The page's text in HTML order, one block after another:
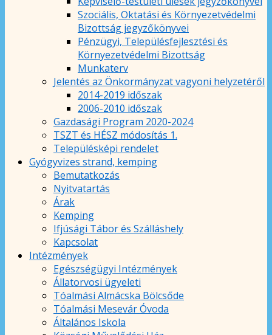
Szociális, Oktatási és Környezetvédelmi
Bizottság jegyzőkönyvei
Pénzügyi, Településfejlesztési és
Környezetvédelmi Bizottság
Munkaterv
Jelentés az Önkormányzat vagyoni helyzetéről
2014-2019 időszak
2006-2010 időszak
Gazdasági Program 2020-2024
TSZT és HÉSZ módosítás 1.
Településképi rendelet
Gyógyvizes strand, kemping
Bemutatkozás
Nyitvatartás
Árak
Kemping
Ifjúsági Tábor és Szálláshely
Kapcsolat
Intézmények
Egészségügyi Intézmények
Állatorvosi ügyeleti
Tóalmási Almácska Bölcsőde
Tóalmási Mesevár Óvoda
Általános Iskola